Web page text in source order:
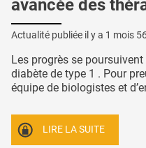
avancée des
Actualité publiée il y a 1 mois
Les progrès se
diabète de type 1 . Pour
équipe de biologistes et
LIRE LA SUITE